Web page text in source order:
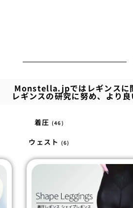
Monstella.jpではレギンスに
レギンスの研究に努め、より
着圧 (46)
ウェスト (6)